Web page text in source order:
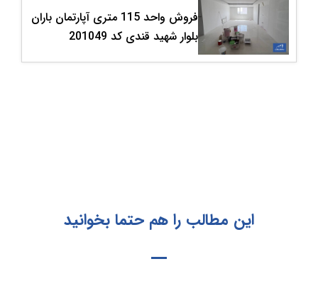
فروش واحد 115 متری آپارتمان باران
بلوار شهید قندی کد 201049
این مطالب را هم حتما بخوانید